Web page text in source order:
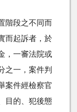
階段之不同而
而起訴者，於
，一審法院或
之一，案件判
案件經檢察官
目的、犯後態